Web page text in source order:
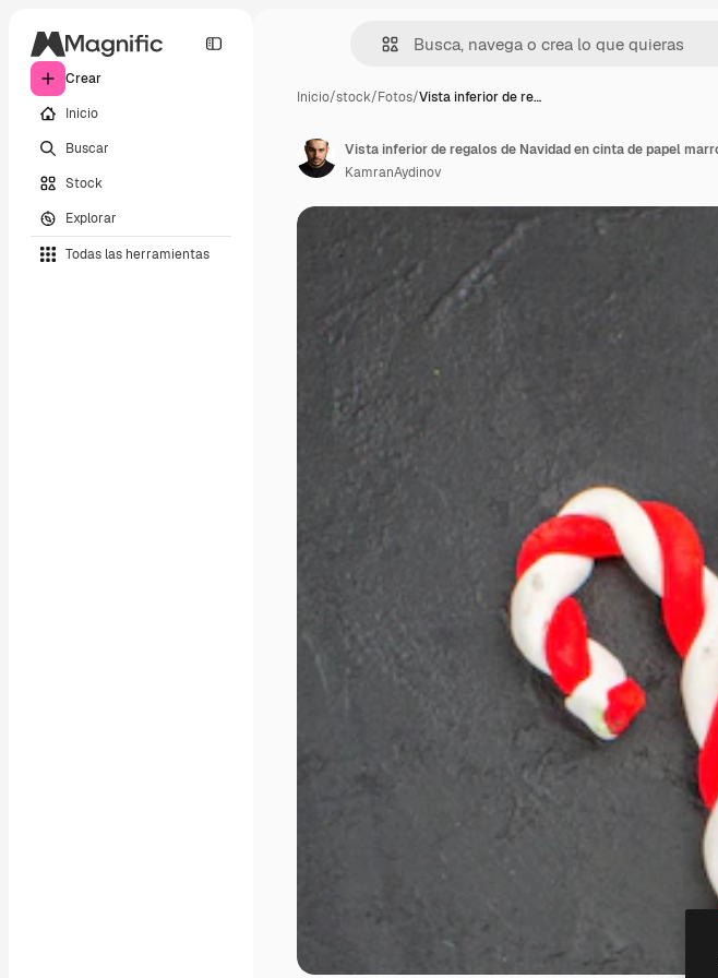
Crear
Inicio
Buscar
Stock
Explorar
Todas las herramientas
Inicio/stock/Fotos/Vista inferior de re…
KamranAydinov